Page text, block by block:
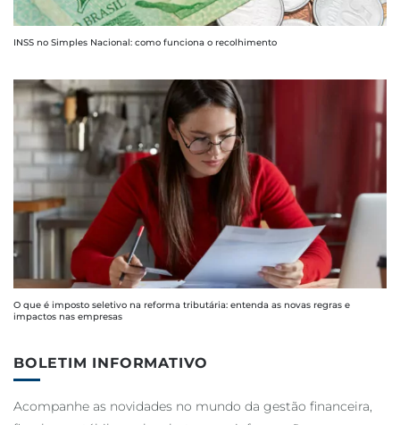
INSS no Simples Nacional: como funciona o recolhimento
O que é imposto seletivo na reforma tributária: entenda as novas regras e
impactos nas empresas
BOLETIM INFORMATIVO
Acompanhe as novidades no mundo da gestão financeira,